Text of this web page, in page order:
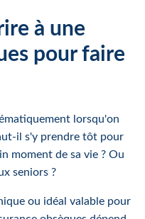
à une
pour faire
lorsqu'on
il s'y prendre tôt pour
moment de sa vie ? Ou
seniors ?
ou idéal valable pour